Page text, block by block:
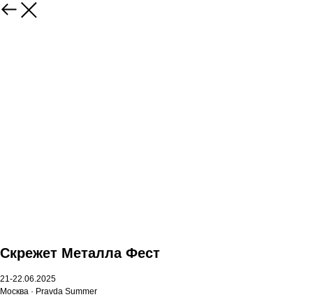
Скрежет Металла Фест
21-22.06.2025
Москва · Pravda Summer